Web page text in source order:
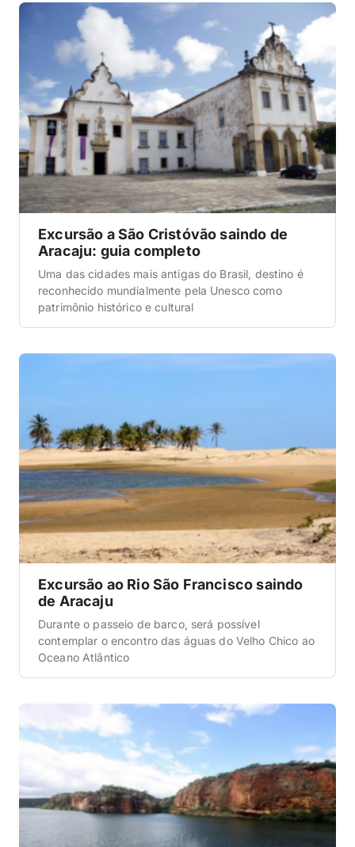
Excursão a São Cristóvão saindo de
Aracaju: guia completo
Uma das cidades mais antigas do Brasil, destino é
reconhecido mundialmente pela Unesco como
patrimônio histórico e cultural
Excursão ao Rio São Francisco saindo
de Aracaju
Durante o passeio de barco, será possível
contemplar o encontro das águas do Velho Chico ao
Oceano Atlântico